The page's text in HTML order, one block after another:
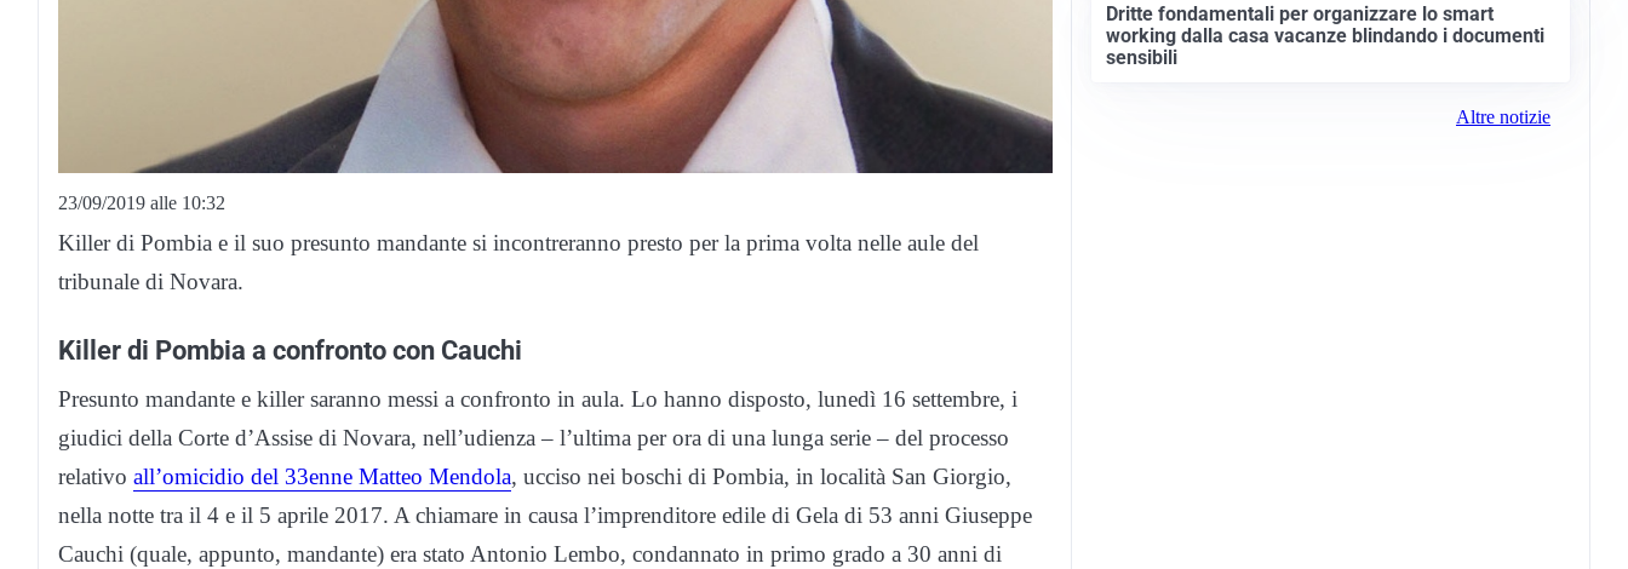
23/09/2019 alle 10:32
Killer di Pombia e il suo presunto mandante si incontreranno presto per la prima volta nelle aule del
tribunale di Novara.
Killer di Pombia a confronto con Cauchi
Presunto mandante e killer saranno messi a confronto in aula. Lo hanno disposto, lunedì 16 settembre, i
giudici della Corte d’Assise di Novara, nell’udienza – l’ultima per ora di una lunga serie – del processo
relativo all’omicidio del 33enne Matteo Mendola, ucciso nei boschi di Pombia, in località San Giorgio,
nella notte tra il 4 e il 5 aprile 2017. A chiamare in causa l’imprenditore edile di Gela di 53 anni Giuseppe
Cauchi (quale, appunto, mandante) era stato Antonio Lembo, condannato in primo grado a 30 anni di
Dritte fondamentali per organizzare lo smart
working dalla casa vacanze blindando i documenti
sensibili
Altre notizie